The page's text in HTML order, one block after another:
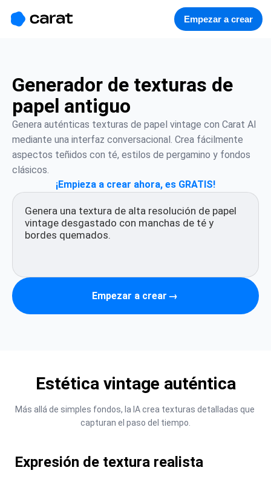
Empezar a crear
Generador de texturas de
papel antiguo
Genera auténticas texturas de papel vintage con Carat AI
mediante una interfaz conversacional. Crea fácilmente
aspectos teñidos con té, estilos de pergamino y fondos
clásicos.
¡Empieza a crear ahora, es GRATIS!
Empezar a crear →
Estética vintage auténtica
Más allá de simples fondos, la IA crea texturas detalladas que
capturan el paso del tiempo.
Expresión de textura realista